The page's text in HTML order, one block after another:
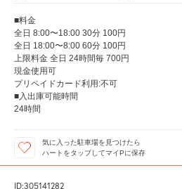
■料金
全日 8:00〜18:00 30分 100円
全日 18:00〜8:00 60分 100円
上限料金 全日 24時間毎 700円
現金使用可
プリペイドカード利用:不可
■入出庫可能時間
24時間
気に入った駐車場を見つけたら
ハートをタップしてマイPに保存
ID:305141282